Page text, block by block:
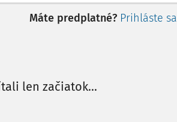
Máte predplatné? Prihláste sa
len začiatok...